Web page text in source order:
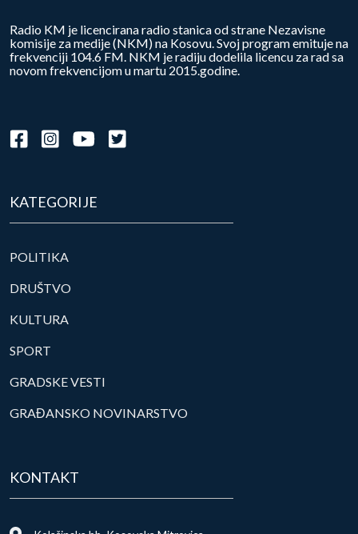
Radio KM je licencirana radio stanica od strane Nezavisne
komisije za medije (NKM) na Kosovu. Svoj program emituje na
frekvenciji 104.6 FM. NKM je radiju dodelila licencu za rad sa
novom frekvencijom u martu 2015.godine.
KATEGORIJE
POLITIKA
DRUŠTVO
KULTURA
SPORT
GRADSKE VESTI
GRAĐANSKO NOVINARSTVO
KONTAKT